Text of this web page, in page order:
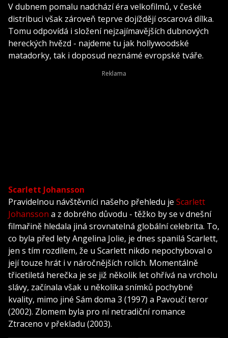
V dubnem pomalu nadchází éra velkofilmů, v české
distribuci však zároveň teprve dojíždějí oscarová dílka.
Tomu odpovídá i složení nejzajímavějších dubnových
hereckých hvězd - najdeme tu jak hollywoodské
matadorky, tak i doposud neznámé evropské tváře.
Scarlett Johansson
Pravidelnou návštěvníci našeho přehledu je Scarlett
Johansson a z dobrého důvodu - těžko by se v dnešní
filmařině hledala jiná srovnatelná globální celebrita. To,
co byla před lety Angelina Jolie, je dnes spanilá Scarlett,
jen s tím rozdílem, že u Scarlett nikdo nepochyboval o
její touze hrát i v náročnějších rolích. Momentálně
třicetiletá herečka je se již několik let ohřívá na vrcholu
slávy, začínala však u několika snímků pochybné
kvality, mimo jiné Sám doma 3 (1997) a Pavoučí teror
(2002). Zlomem byla pro ní netradiční romance
Ztraceno v překladu (2003).